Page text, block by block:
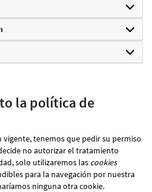
la política de
vigente, tenemos que pedir su permiso
no autorizar el tratamiento
solo utilizaremos las cookies
para la navegación por nuestra
ninguna otra cookie.